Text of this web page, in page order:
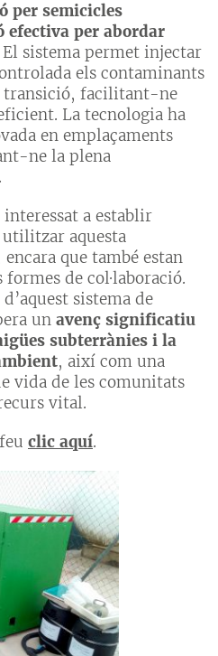
per semicicles
efectiva per abordar
El sistema permet injectar
els contaminants
transició, facilitant-ne
La tecnologia ha
en emplaçaments
ne la plena
interessat a establir
aquesta
que també estan
de col·laboració.
sistema de
un avenç significatiu
subterrànies i la
, així com una
vida de les comunitats
vital.
clic aquí.